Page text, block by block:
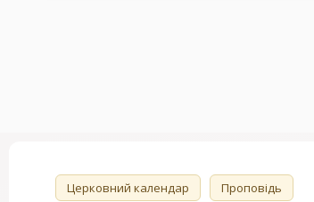
Церковний календар Проповідь